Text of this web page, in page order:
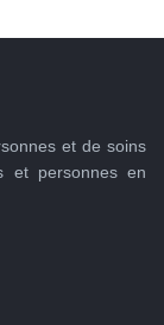
et de soins
et personnes en